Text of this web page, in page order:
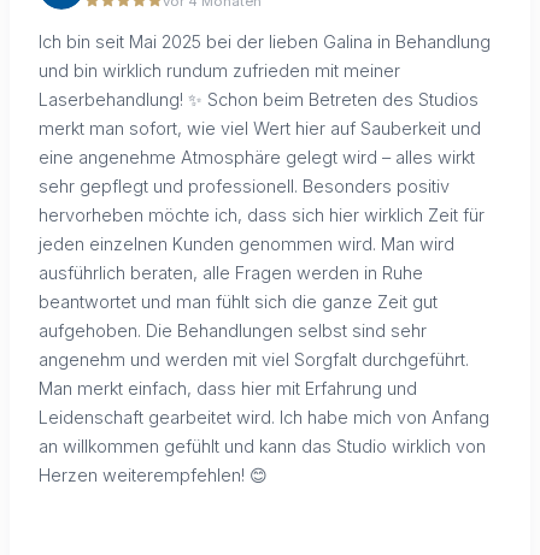
Ich bin seit Mai 2025 bei der lieben Galina in Behandlung
und bin wirklich rundum zufrieden mit meiner
Laserbehandlung! ✨ Schon beim Betreten des Studios
merkt man sofort, wie viel Wert hier auf Sauberkeit und
eine angenehme Atmosphäre gelegt wird – alles wirkt
sehr gepflegt und professionell. Besonders positiv
hervorheben möchte ich, dass sich hier wirklich Zeit für
jeden einzelnen Kunden genommen wird. Man wird
ausführlich beraten, alle Fragen werden in Ruhe
beantwortet und man fühlt sich die ganze Zeit gut
aufgehoben. Die Behandlungen selbst sind sehr
angenehm und werden mit viel Sorgfalt durchgeführt.
Man merkt einfach, dass hier mit Erfahrung und
Leidenschaft gearbeitet wird. Ich habe mich von Anfang
an willkommen gefühlt und kann das Studio wirklich von
Herzen weiterempfehlen! 😊